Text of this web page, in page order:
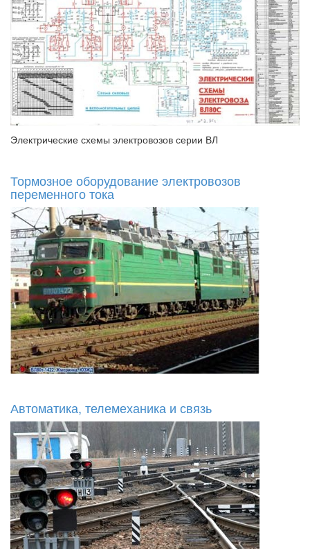
Электрические схемы электровозов серии ВЛ
Тормозное оборудование электровозов
переменного тока
Автоматика, телемеханика и связь